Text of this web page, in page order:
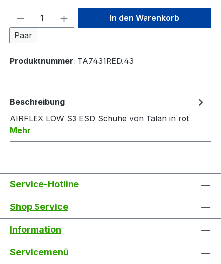
Produkt Anzahl: Gib den
Paar
In den Warenkorb
Produktnummer: TA7431RED.43
Beschreibung
AIRFLEX LOW S3 ESD Schuhe von Talan in rot
Mehr
Service-Hotline
Shop Service
Information
Servicemenü